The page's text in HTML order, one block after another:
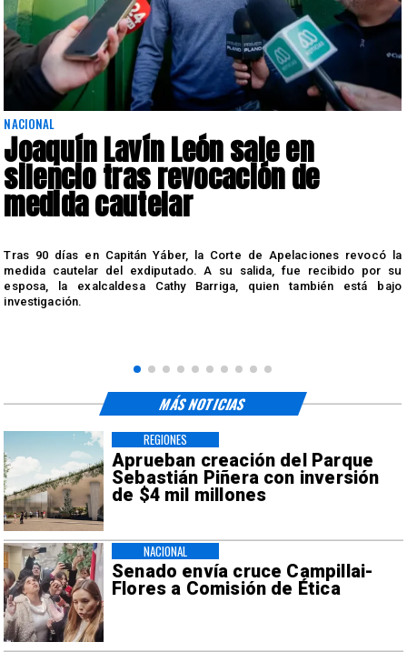
NACIONAL
Joaquín Lavín León sale en
silencio tras revocación de
medida cautelar
Tras 90 días en Capitán Yáber, la Corte de Apelaciones revocó la
medida cautelar del exdiputado. A su salida, fue recibido por su
esposa, la exalcaldesa Cathy Barriga, quien también está bajo
investigación.
Aprueban creación del Parque
Sebastián Piñera con inversión
de $4 mil millones
REGIONES
Senado envía cruce Campillai-
Flores a Comisión de Ética
NACIONAL
MÁS NOTICIAS